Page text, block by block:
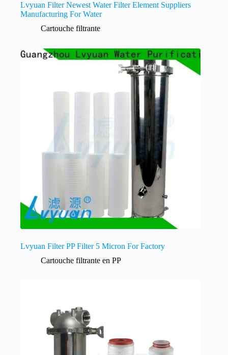
Lvyuan Filter Newest Water Filter Element Suppliers
Manufacturing For Water
Cartouche filtrante
Lvyuan Filter PP Filter 5 Micron For Factory
Cartouche filtrante en PP